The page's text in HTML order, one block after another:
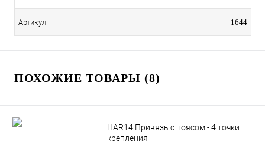
Артикул 1644
ПОХОЖИЕ ТОВАРЫ (8)
HAR14 Привязь с поясом - 4 точки
крепления